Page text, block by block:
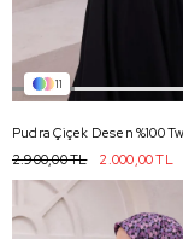
11
2.000,00 TL
2.900,00 TL